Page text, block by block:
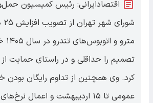
اقتصادایرانی: رئیس کمیسیون
تصمیم را حداقلی و در راستای حمایت
کرد. وی همچنین از تداوم رایگان
عمومی تا ۱۵ اردیبهشت و اعمال